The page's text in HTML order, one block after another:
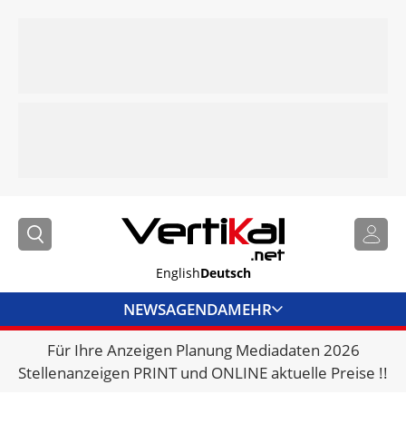
EnglishDeutsch
NEWSAGENDAMEHR
BRANCHENLINKS
VERMIETER
Für Ihre Anzeigen Planung Mediadaten 2026
Stellenanzeigen PRINT und ONLINE aktuelle Preise !!